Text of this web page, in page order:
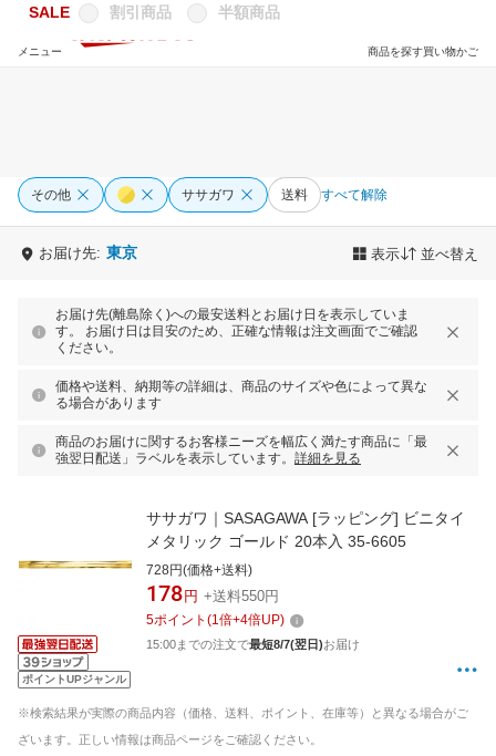
買い物かご
商品を探す
メニュー
SALE 割引商品 半額商品
その他 ササガワ 送料 すべて解除
お届け先: 東京 表示 並べ替え
お届け先(離島除く)への最安送料とお届け日を表示していま
す。 お届け日は目安のため、正確な情報は注文画面でご確認
ください。
価格や送料、納期等の詳細は、商品のサイズや色によって異な
る場合があります
商品のお届けに関するお客様ニーズを幅広く満たす商品に「最
強翌日配送」ラベルを表示しています。 詳細を見る
ポイントUPジャンル
ササガワ｜SASAGAWA [ラッピング] ビニタイ
メタリック ゴールド 20本入 35-6605
728円(価格+送料)
178 円 +送料550円
5ポイント (1倍+4倍UP)
15:00までの注文で最短8/7(翌日)お届け
※検索結果が実際の商品内容（価格、送料、ポイント、在庫等）と異なる場合がご
ざいます。正しい情報は商品ページをご確認ください。